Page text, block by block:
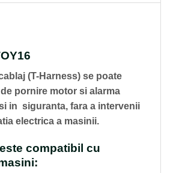
(T-Harness) se poate
pornire motor si alarma
in siguranta, fara a intervenii
electrica a masinii.
compatibil cu